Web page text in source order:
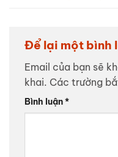
Để lại một bình
Email của bạn sẽ
khai. Các trường
Bình luận*